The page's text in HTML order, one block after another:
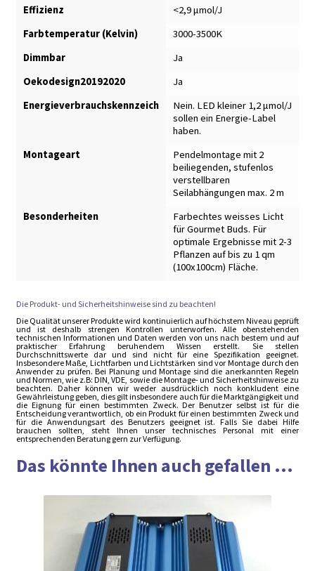
Effizienz
<2,9 μmol/J
Farbtemperatur (Kelvin)
3000-3500K
Dimmbar
Ja
Oekodesign20192020
Ja
Energieverbrauchskennzeich
Nein. LED kleiner 1,2 μmol/J
sollen ein Energie-Label
haben.
Montageart
Pendelmontage mit 2
beiliegenden, stufenlos
verstellbaren
Seilabhängungen max. 2 m
Besonderheiten
Farbechtes weisses Licht
für Gourmet Buds. Für
optimale Ergebnisse mit 2-3
Pflanzen auf bis zu 1 qm
(100x100cm) Fläche.
Die Produkt- und Sicherheitshinweise sind zu beachten!
Die Qualität unserer Produkte wird kontinuierlich auf höchstem Niveau geprüft
und ist deshalb strengen Kontrollen unterworfen. Alle obenstehenden
technischen Informationen und Daten werden von uns nach bestem und auf
praktischer Erfahrung beruhendem Wissen erstellt. Sie stellen
Durchschnittswerte dar und sind nicht für eine Spezifikation geeignet.
Insbesondere Maße, Lichtfarben und Lichtstärken sind vor Montage durch den
Anwender zu prüfen. Bei Planung und Montage sind die anerkannten Regeln
und Normen, wie z.B: DIN, VDE, sowie die Montage- und Sicherheitshinweise zu
beachten. Daher können wir weder ausdrücklich noch konkludent eine
Gewährleistung geben, dies gilt insbesondere auch für die Marktgängigkeit und
die Eignung für einen bestimmten Zweck. Der Benutzer selbst ist für die
Entscheidung verantwortlich, ob ein Produkt für einen bestimmten Zweck und
für die Anwendungsart des Benutzers geeignet ist. Falls Sie dabei Hilfe
brauchen sollten, steht Ihnen unser technisches Personal mit einer
entsprechenden Beratung gern zur Verfügung.
Das könnte Ihnen auch gefallen ...